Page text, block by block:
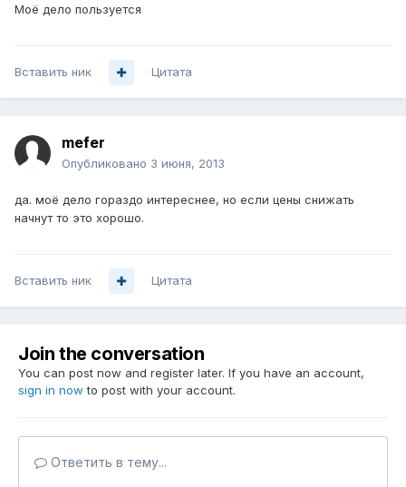
Моё дело пользуется
Вставить ник Цитата
mefer
Опубликовано 3 июня, 2013
да. моё дело гораздо интереснее, но если цены снижать
начнут то это хорошо.
Вставить ник Цитата
Join the conversation
You can post now and register later. If you have an account,
sign in now to post with your account.
Ответить в тему...